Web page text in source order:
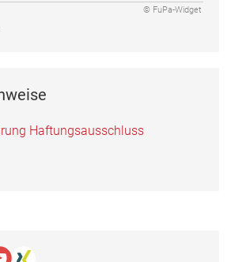
© FuPa-Widget
Haftungsausschluss